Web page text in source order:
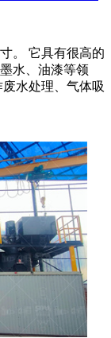
。 它具有很高的
水、油漆等领
水处理、气体吸